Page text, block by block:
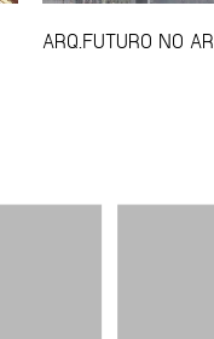
ARQ.FUTURO NO AR